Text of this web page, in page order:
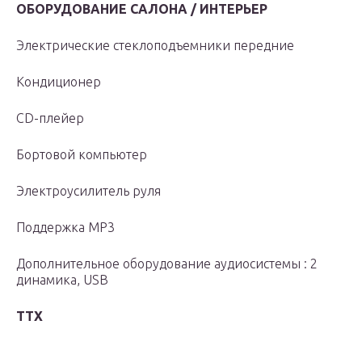
ОБОРУДОВАНИЕ САЛОНА / ИНТЕРЬЕР
Электрические стеклоподъемники передние
Кондиционер
CD-плейер
Бортовой компьютер
Электроусилитель руля
Поддержка MP3
Дополнительное оборудование аудиосистемы : 2
динамика, USB
ТТХ